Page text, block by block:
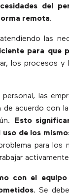
del
remota.
las
para que
los procesos y
las
acuerdo con
Esto
de los
para los
con el equipo
. Se